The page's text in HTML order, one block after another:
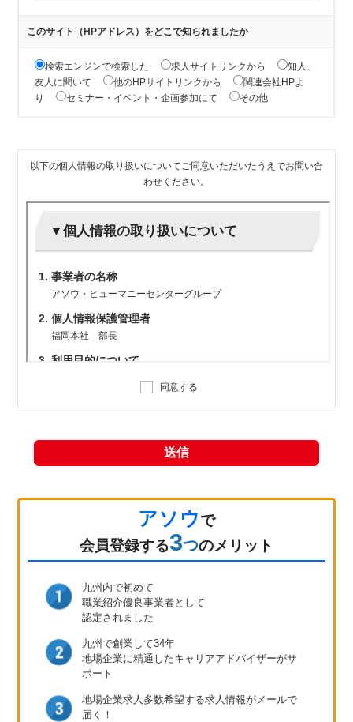
このサイト（HPアドレス）をどこで知られましたか
検索エンジンで検索した 求人サイトリンクから
知人、
友人に聞いて
他のHPサイトリンクから
関連会社HPよ
り
セミナー・イベント・企画参加にて その他
以下の個人情報の取り扱いについてご同意いただいたうえでお問い合
わせください。
同意する
送信
アソウで
会員登録する3つのメリット
九州内で初めて
職業紹介優良事業者として
認定されました
九州で創業して34年
地場企業に精通したキャリアアドバイザーがサ
ポート
地場企業求人多数希望する求人情報がメールで
届く！